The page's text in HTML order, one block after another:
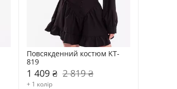
Повсякденний костюм KT-
819
1 409 ₴ 2 819 ₴
+ 1 колір